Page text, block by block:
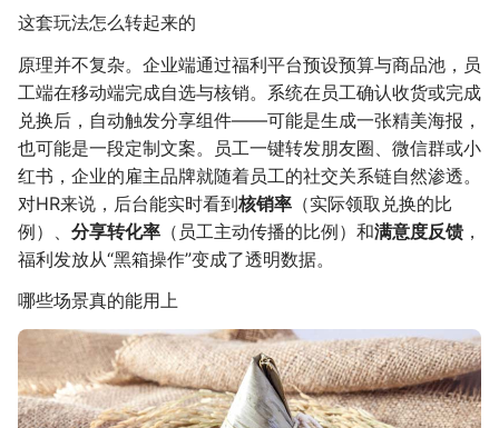
这套玩法怎么转起来的
原理并不复杂。企业端通过福利平台预设预算与商品池，员
工端在移动端完成自选与核销。系统在员工确认收货或完成
兑换后，自动触发分享组件——可能是生成一张精美海报，
也可能是一段定制文案。员工一键转发朋友圈、微信群或小
红书，企业的雇主品牌就随着员工的社交关系链自然渗透。
对HR来说，后台能实时看到核销率 （实际领取兑换的比
例）、 分享转化率 （员工主动传播的比例）和满意度反馈 ，
福利发放从“黑箱操作”变成了透明数据。
哪些场景真的能用上